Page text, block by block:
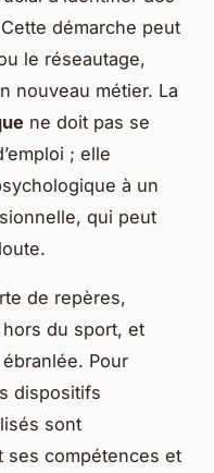
démarche peut
le réseautage,
nouveau métier. La
ne doit pas se
; elle
à un
qui peut
de repères,
du sport, et
Pour
dispositifs
sont
ses compétences et